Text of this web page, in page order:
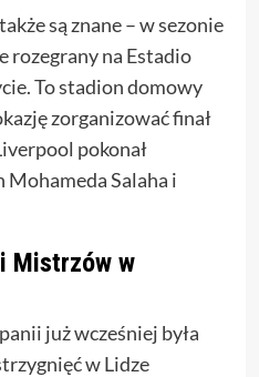
są znane – w sezonie
rozegrany na Estadio
To stadion domowy
zorganizować finał
pokonał
Mohameda Salaha i
Mistrzów w
już wcześniej była
w Lidze